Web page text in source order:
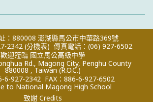
：880008 澎湖縣馬公市中華路369號
2342 (分機表) 傳真電話：(06) 927-6502
歡迎蒞臨 國立馬公高級中學
Rd., Magong City, Penghu County
880008 , Taiwan (R.O.C.)
6-927-2342 FAX：886-6-927-6502
to National Magong High School
致謝 Credits